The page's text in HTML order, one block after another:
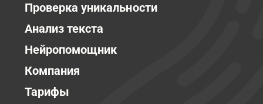
Проверка уникальности
Анализ текста
Нейропомощник
Компания
Тарифы